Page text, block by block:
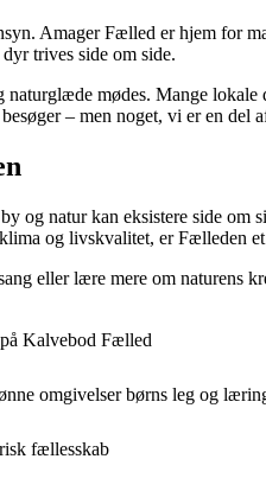
Amager Fælled er hjem for
trives side om side.
mødes. Mange
– men noget, vi er en del
og natur kan eksistere side
og livskvalitet, er Fælleden
eller lære mere om naturens
Kalvebod Fælled
omgivelser børns leg og
fællesskab